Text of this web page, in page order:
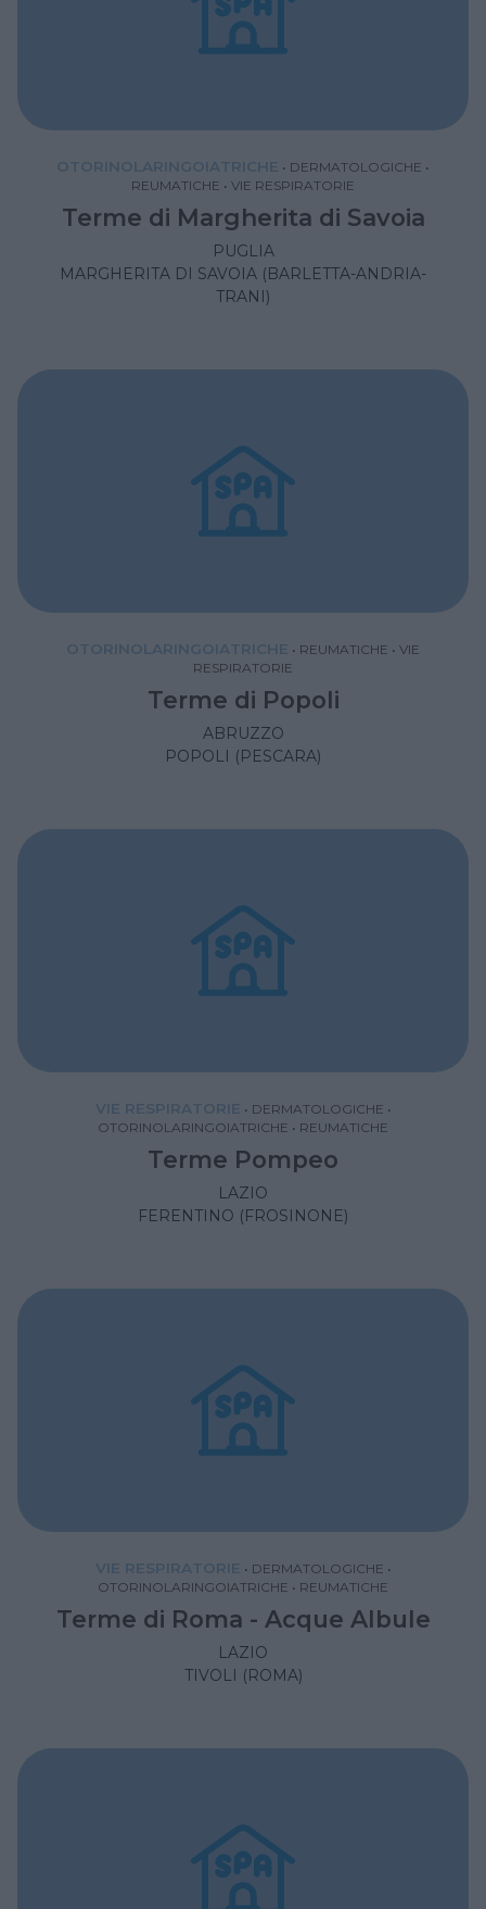
OTORINOLARINGOIATRICHE • DERMATOLOGICHE •
REUMATICHE • VIE RESPIRATORIE
Terme di Margherita di Savoia
PUGLIA
MARGHERITA DI SAVOIA (BARLETTA-ANDRIA-
TRANI)
OTORINOLARINGOIATRICHE • REUMATICHE • VIE
RESPIRATORIE
Terme di Popoli
ABRUZZO
POPOLI (PESCARA)
VIE RESPIRATORIE • DERMATOLOGICHE •
OTORINOLARINGOIATRICHE • REUMATICHE
Terme Pompeo
LAZIO
FERENTINO (FROSINONE)
VIE RESPIRATORIE • DERMATOLOGICHE •
OTORINOLARINGOIATRICHE • REUMATICHE
Terme di Roma - Acque Albule
LAZIO
TIVOLI (ROMA)